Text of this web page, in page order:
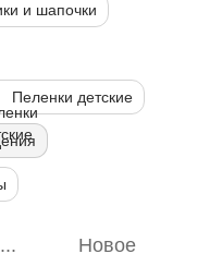
и шапочки
Пеленки детские
Новое